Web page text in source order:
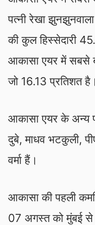
पत्‍नी रेखा
की कुल हिस्सेदारी
आकासा एयर में सबसे
जो 16.13 प्रतिशत है।
आकासा एयर के अन्य
दुबे, माधव भटकुली,
वर्मा हैं।
आकासा की पहली
07 अगस्त को मुंबई